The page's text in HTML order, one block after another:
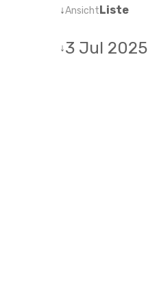
↓AnsichtListe
↓3 Jul 2025